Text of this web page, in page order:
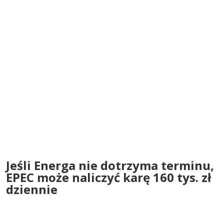
Jeśli Energa nie dotrzyma terminu,
EPEC może naliczyć karę 160 tys. zł
dziennie